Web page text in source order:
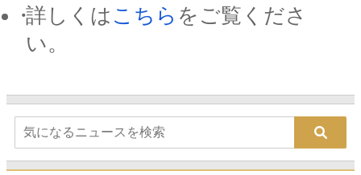
詳しくは こちら をご覧くださ
い。